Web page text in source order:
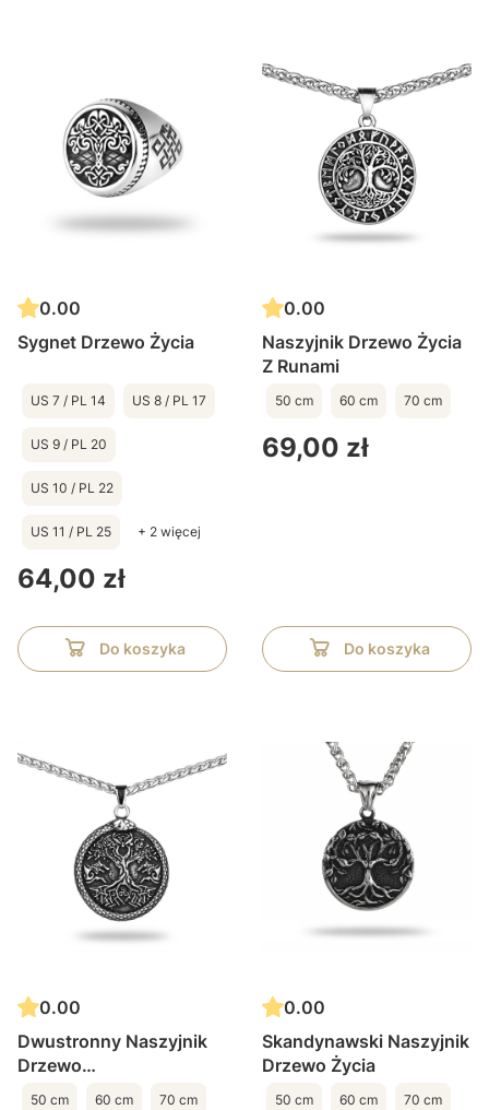
0.00
Sygnet Drzewo Życia
US 7 / PL 14 US 8 / PL 17
US 9 / PL 20
US 10 / PL 22
US 11 / PL 25 + 2 więcej
Cena
64,00 zł
Do koszyka
0.00
Naszyjnik Drzewo Życia
Z Runami
50 cm 60 cm 70 cm
Cena
69,00 zł
Do koszyka
0.00
Dwustronny Naszyjnik
Drzewo
Życia/Pentagram
50 cm 60 cm 70 cm
0.00
Skandynawski Naszyjnik
Drzewo Życia
50 cm 60 cm 70 cm